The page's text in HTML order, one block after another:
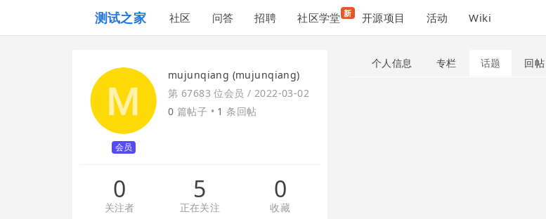
测试之家 社区 问答 招聘 社区学堂 新 开源项目 活动 Wiki
会员
mujunqiang (mujunqiang)
第 67683 位会员 / 2022-03-02
0 篇帖子 • 1 条回帖
0
关注者
5
正在关注
0
收藏
个人信息 专栏 话题 回帖